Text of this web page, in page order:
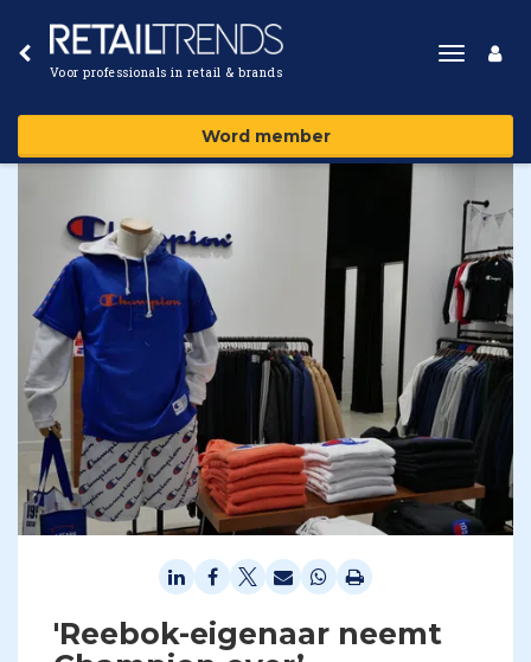
Voor professionals in retail & brands
Toggle
Word member
'Reebok-eigenaar neemt